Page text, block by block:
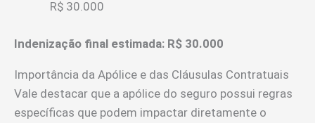
R$ 30.000
Indenização final estimada: R$ 30.000
Importância da Apólice e das Cláusulas Contratuais
Vale destacar que a apólice do seguro possui regras
específicas que podem impactar diretamente o